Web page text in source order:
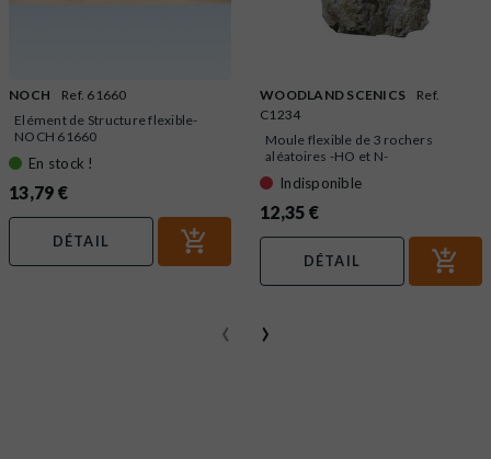
NOCH
Ref. 61660
Elément de Structure flexible-
NOCH 61660
En stock !
13,79 €
DÉTAIL
WOODLAND SCENICS
Ref.
C1234
Moule flexible de 3 rochers
aléatoires -HO et N-
WOODLAND...
Indisponible
12,35 €
DÉTAIL
‹ ›